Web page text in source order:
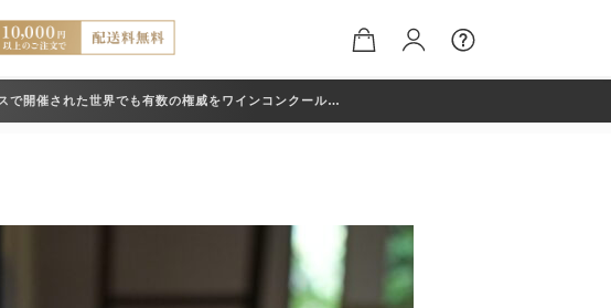
で開催された世界でも有数の権威をワインコンクール
Wine Awards （デキャンタ・ワールド・ワイン・ア